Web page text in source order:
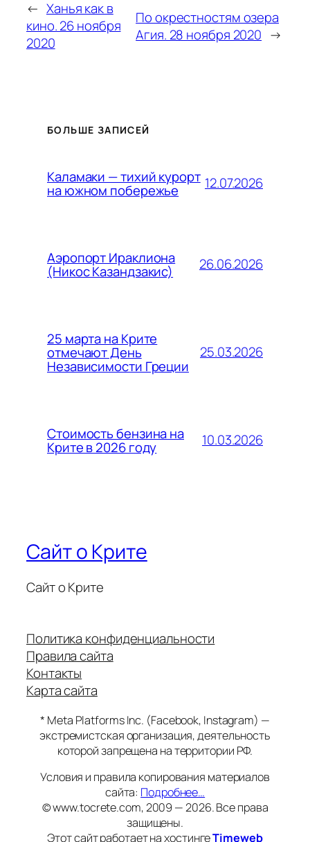
← Ханья как в
кино. 26 ноября
2020
По окрестностям озера
Агия. 28 ноября 2020 →
БОЛЬШЕ ЗАПИСЕЙ
Каламаки — тихий курорт
на южном побережье 12.07.2026
Аэропорт Ираклиона
(Никос Казандзакис) 26.06.2026
25 марта на Крите
отмечают День
Независимости Греции
25.03.2026
Стоимость бензина на
Крите в 2026 году 10.03.2026
Сайт о Крите
Сайт о Крите
Политика конфиденциальности
Правила сайта
Контакты
Карта сайта
* Meta Platforms Inc. (Facebook, Instagram) —
экстремистская организация, деятельность
которой запрещена на территории РФ.
Условия и правила копирования материалов
сайта: Подробнее…
© www.tocrete.com, 2009 — 2026. Все права
защищены.
Этот сайт работает на хостингеTimeweb